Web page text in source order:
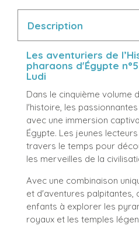
Description
Les aventuriers de
pharaons d'Égypte
Ludi
Dans le cinquième volume
l'histoire, les
avec une immersion
Égypte. Les jeunes
travers le temps pour
les merveilles de la
Avec une combinaison
et d'aventures palpitantes,
enfants à explorer les
royaux et les temples